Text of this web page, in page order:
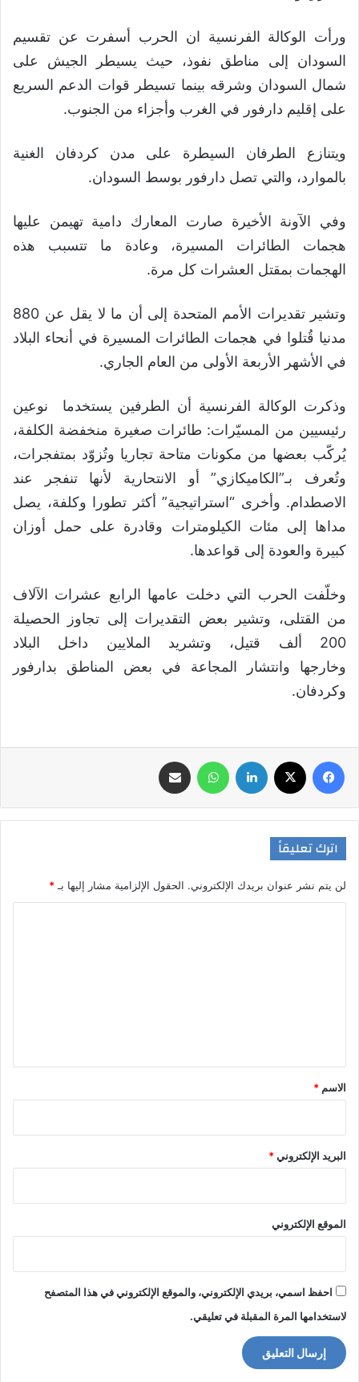
ورأت الوكالة الفرنسية ان الحرب أسفرت عن تقسيم
السودان إلى مناطق نفوذ، حيث يسيطر الجيش على
شمال السودان وشرقه بينما تسيطر قوات الدعم السريع
على إقليم دارفور في الغرب وأجزاء من الجنوب.
ويتنازع الطرفان السيطرة على مدن كردفان الغنية
بالموارد، والتي تصل دارفور بوسط السودان.
وفي الآونة الأخيرة صارت المعارك دامية تهيمن عليها
هجمات الطائرات المسيرة، وعادة ما تتسبب هذه
الهجمات بمقتل العشرات كل مرة.
وتشير تقديرات الأمم المتحدة إلى أن ما لا يقل عن 880
مدنيا قُتلوا في هجمات الطائرات المسيرة في أنحاء البلاد
في الأشهر الأربعة الأولى من العام الجاري.
وذكرت الوكالة الفرنسية أن الطرفين يستخدما نوعين
رئيسيين من المسيّرات: طائرات صغيرة منخفضة الكلفة،
يُركّب بعضها من مكونات متاحة تجاريا وتُزوّد بمتفجرات،
وتُعرف بـ”الكاميكازي” أو الانتحارية لأنها تنفجر عند
الاصطدام. وأخرى “استراتيجية” أكثر تطورا وكلفة، يصل
مداها إلى مئات الكيلومترات وقادرة على حمل أوزان
كبيرة والعودة إلى قواعدها.
وخلّفت الحرب التي دخلت عامها الرابع عشرات الآلاف
من القتلى، وتشير بعض التقديرات إلى تجاوز الحصيلة
200 ألف قتيل، وتشريد الملايين داخل البلاد
وخارجها وانتشار المجاعة في بعض المناطق بدارفور
وكردفان.
اترك تعليقاً
لن يتم نشر عنوان بريدك الإلكتروني. الحقول الإلزامية مشار إليها بـ *
*
الاسم *
البريد الإلكتروني*
الموقع الإلكتروني
احفظ اسمي، بريدي الإلكتروني، والموقع الإلكتروني في هذا المتصفح
لاستخدامها المرة المقبلة في تعليقي.